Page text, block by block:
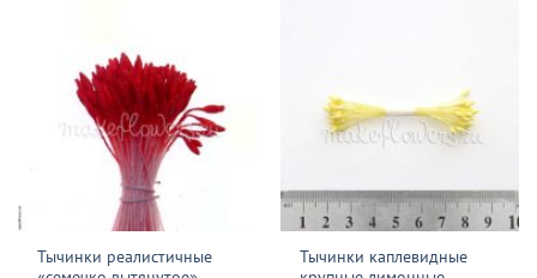
Тычинки реалистичные
Тычинки каплевидные